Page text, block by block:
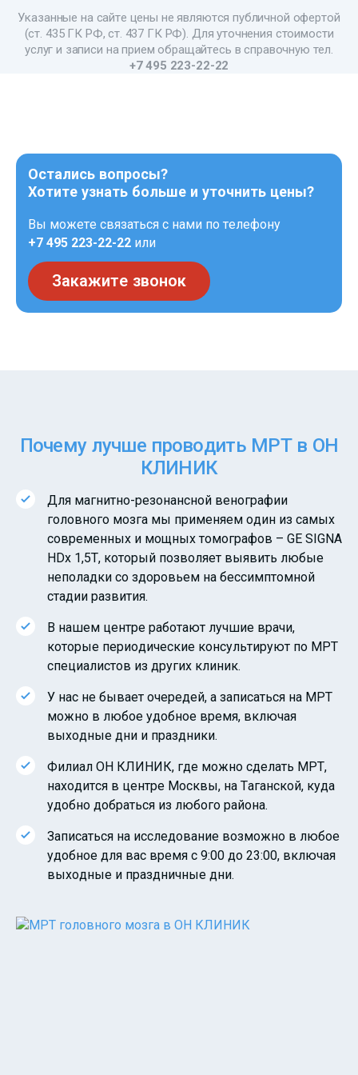
Указанные на сайте цены не являются публичной офертой
(ст. 435 ГК РФ, ст. 437 ГК РФ). Для уточнения стоимости
услуг и записи на прием обращайтесь в справочную тел.
+7 495 223-22-22
Остались вопросы?
Хотите узнать больше и уточнить цены?
Вы можете связаться с нами по телефону
+7 495 223-22-22 или
Закажите звонок
Почему лучше проводить МРТ в ОН
КЛИНИК
Для магнитно-резонансной венографии
головного мозга мы применяем один из самых
современных и мощных томографов – GE SIGNA
HDх 1,5Т, который позволяет выявить любые
неполадки со здоровьем на бессимптомной
стадии развития.
В нашем центре работают лучшие врачи,
которые периодические консультируют по МРТ
специалистов из других клиник.
У нас не бывает очередей, а записаться на МРТ
можно в любое удобное время, включая
выходные дни и праздники.
Филиал ОН КЛИНИК, где можно сделать МРТ,
находится в центре Москвы, на Таганской, куда
удобно добраться из любого района.
Записаться на исследование возможно в любое
удобное для вас время с 9:00 до 23:00, включая
выходные и праздничные дни.